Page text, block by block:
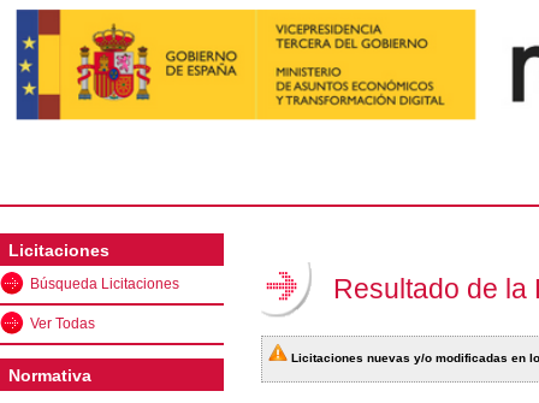
Licitaciones
Búsqueda Licitaciones
Ver Todas
Normativa
Resultado de la
Licitaciones nuevas y/o modificadas en